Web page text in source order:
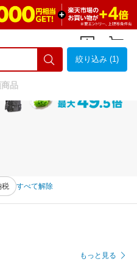
絞り込み (1)
品
税 すべて解除
もっと見る